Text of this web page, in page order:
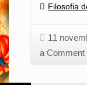
Filosofia
11
a Comment